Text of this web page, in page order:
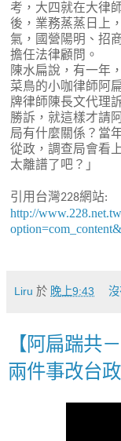
考，大四就在大律
後，業務蒸蒸日上
氣，國營陽明、招
擔任法律顧問。
陳水扁說，有一年
菜鳥的小咖律師阿
牌律師陳長文代理
勝訴，就這樣才請
局有什麼關係？當
從政，調查局會看
太離譜了吧？」
引用台灣228網站:
http://
Liru 於 晚上9:43
【阿扁踹共
兩件事改台